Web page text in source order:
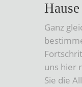
Hause
Ganz
uns hier
Sie die